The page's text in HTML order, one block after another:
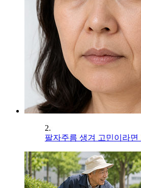
2.
팔자주름 생겨 고민이라면